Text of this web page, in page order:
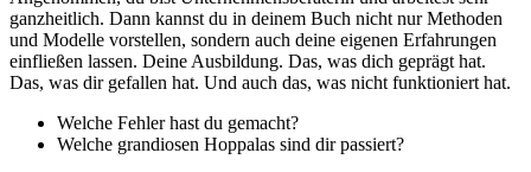
ganzheitlich. Dann kannst du in deinem Buch nicht nur Methoden
und Modelle vorstellen, sondern auch deine eigenen Erfahrungen
einfließen lassen. Deine Ausbildung. Das, was dich geprägt hat.
Das, was dir gefallen hat. Und auch das, was nicht funktioniert hat.
Welche Fehler hast du gemacht?
Welche grandiosen Hoppalas sind dir passiert?